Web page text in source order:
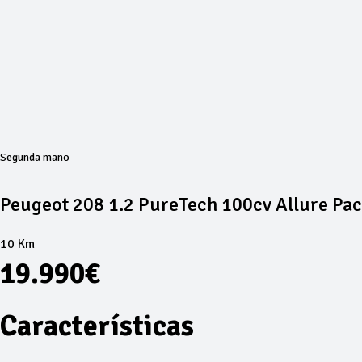
Segunda mano
Peugeot 208 1.2 PureTech 100cv Allure
10 Km
19.990€
Características